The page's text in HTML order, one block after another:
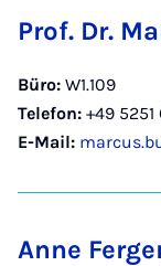
Prof. Dr.
Büro: W1.109
Telefon: +49
E-Mail:
Anne